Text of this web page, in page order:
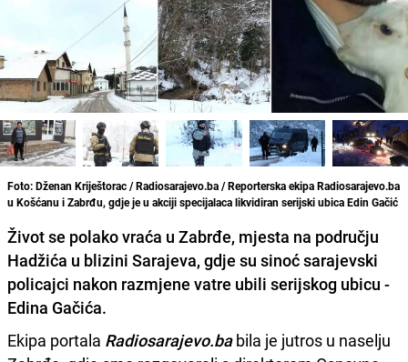
Foto: Dženan Kriještorac / Radiosarajevo.ba / Reporterska ekipa Radiosarajevo.ba
u Košćanu i Zabrđu, gdje je u akciji specijalaca likvidiran serijski ubica Edin Gačić
Život se polako vraća u Zabrđe, mjesta na području
Hadžića u blizini Sarajeva, gdje su sinoć sarajevski
policajci nakon razmjene vatre ubili serijskog ubicu -
Edina Gačića.
Ekipa portala Radiosarajevo.babila je jutros u naselju